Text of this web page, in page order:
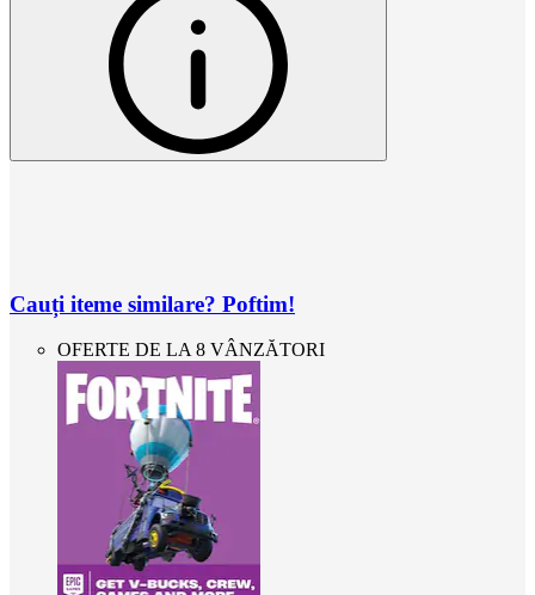
Cauți iteme similare? Poftim!
OFERTE DE LA 8 VÂNZĂTORI